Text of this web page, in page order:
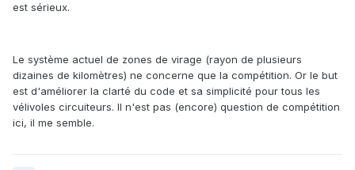
est sérieux.
Le système actuel de zones de virage (rayon de plusieurs
dizaines de kilomètres) ne concerne que la compétition. Or le but
est d'améliorer la clarté du code et sa simplicité pour tous les
vélivoles circuiteurs. Il n'est pas (encore) question de compétition
ici, il me semble.